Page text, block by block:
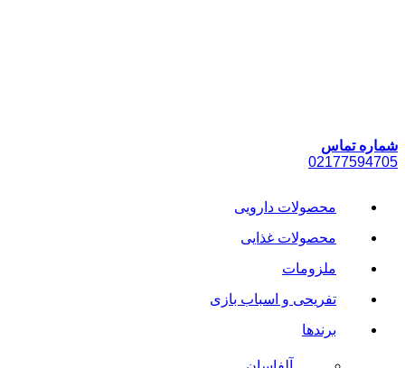
شماره تماس
02177594705
محصولات دارویی
محصولات غذایی
ملزومات
تفریحی و اسباب بازی
برندها